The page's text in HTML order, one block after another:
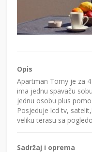
Opis
Apartman Tomy je za
ima jednu spavaču
jednu osobu plus
Posjeduje lcd tv,
veliku terasu sa
Sadržaj i oprema